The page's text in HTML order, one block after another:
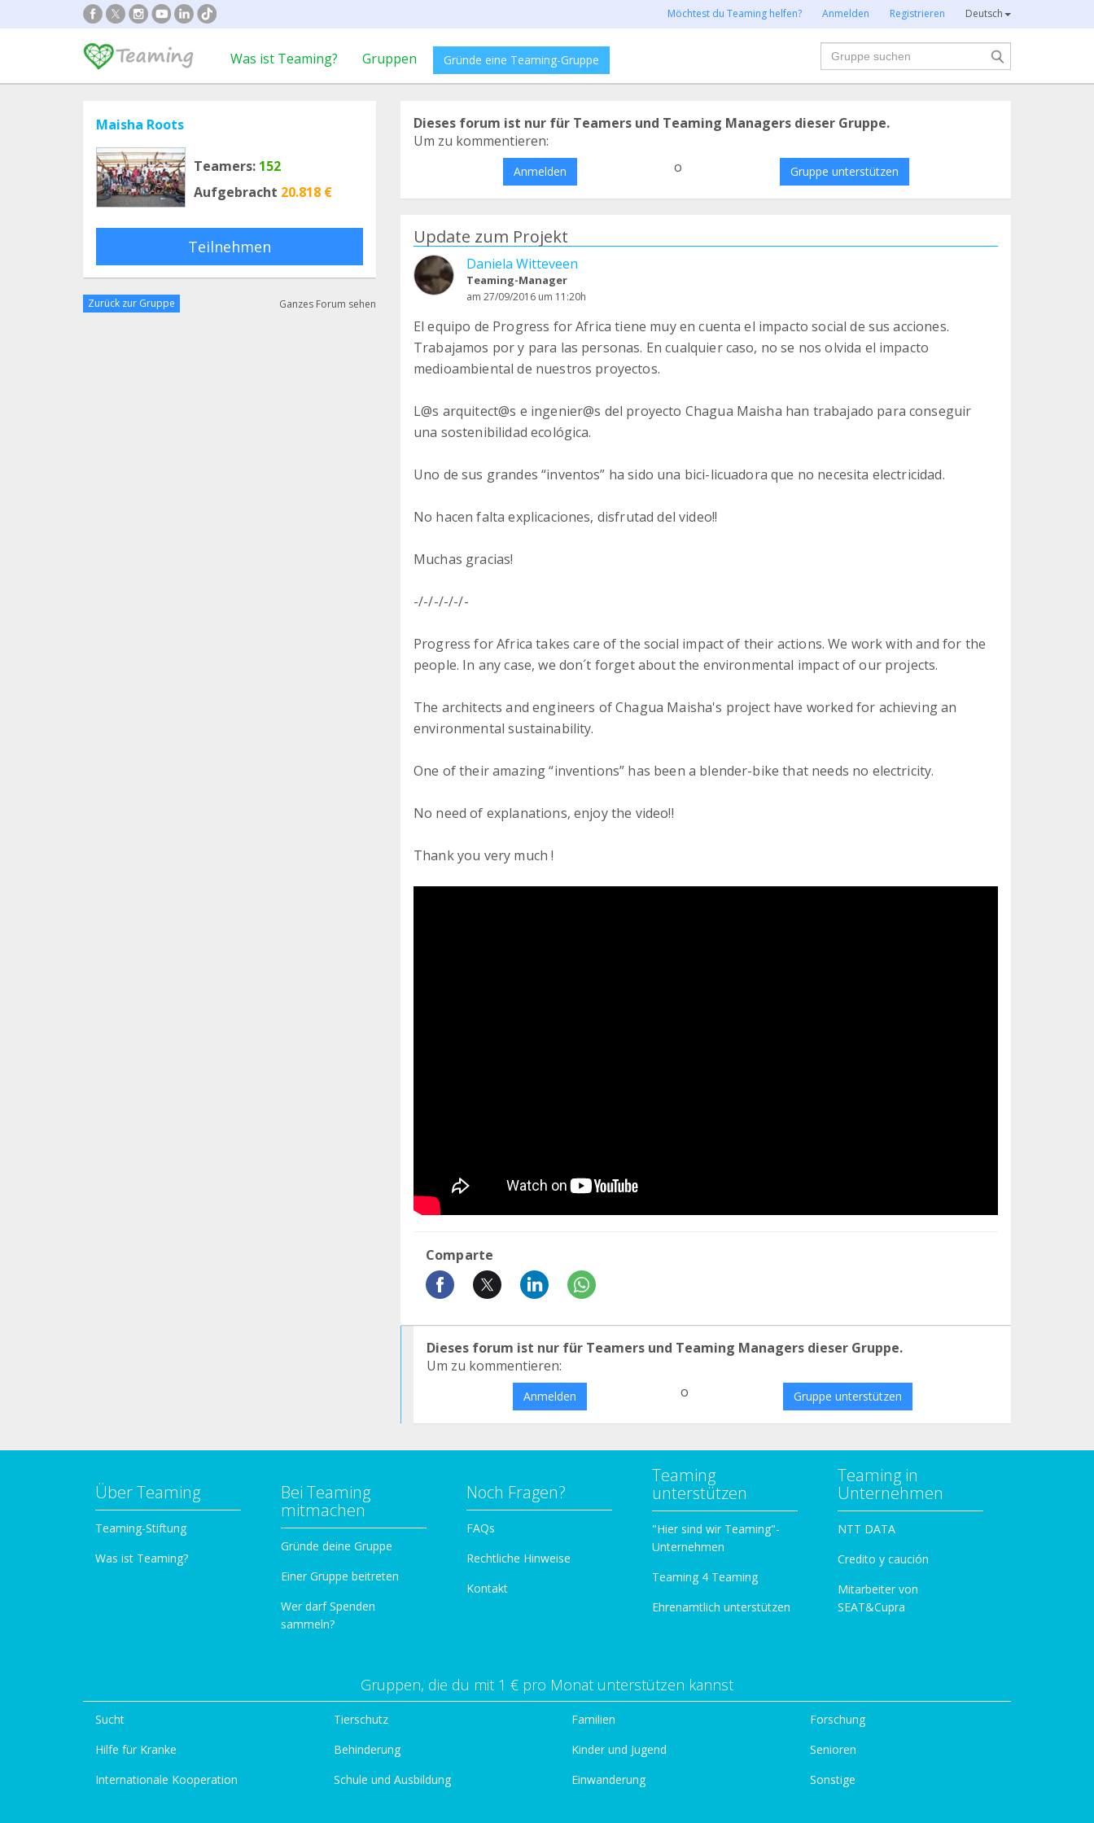
Möchtest du Teaming helfen? Anmelden Registrieren Deutsch
Was ist Teaming? Gruppen Gründe eine Teaming-Gruppe
Suche
Maisha Roots
Teamers: 152
Aufgebracht 20.818 €
Teilnehmen
Zurück zur Gruppe Ganzes Forum sehen
Dieses forum ist nur für Teamers und Teaming Managers dieser Gruppe.
Um zu kommentieren:
Anmelden o Gruppe unterstützen
Update zum Projekt
Daniela Witteveen
Teaming-Manager
am 27/09/2016 um 11:20h
El equipo de Progress for Africa tiene muy en cuenta el impacto social de sus acciones.
Trabajamos por y para las personas. En cualquier caso, no se nos olvida el impacto
medioambiental de nuestros proyectos.
L@s arquitect@s e ingenier@s del proyecto Chagua Maisha han trabajado para conseguir
una sostenibilidad ecológica.
Uno de sus grandes “inventos” ha sido una bici-licuadora que no necesita electricidad.
No hacen falta explicaciones, disfrutad del video!!
Muchas gracias!
-/-/-/-/-/-
Progress for Africa takes care of the social impact of their actions. We work with and for the
people. In any case, we don´t forget about the environmental impact of our projects.
The architects and engineers of Chagua Maisha's project have worked for achieving an
environmental sustainability.
One of their amazing “inventions” has been a blender-bike that needs no electricity.
No need of explanations, enjoy the video!!
Thank you very much !
Comparte
Dieses forum ist nur für Teamers und Teaming Managers dieser Gruppe.
Um zu kommentieren:
Anmelden o Gruppe unterstützen
Über Teaming
Teaming-Stiftung
Was ist Teaming?
Bei Teaming
mitmachen
Gründe deine Gruppe
Einer Gruppe beitreten
Wer darf Spenden
sammeln?
Noch Fragen?
FAQs
Rechtliche Hinweise
Kontakt
Teaming
unterstützen
"Hier sind wir Teaming"-
Unternehmen
Teaming 4 Teaming
Ehrenamtlich unterstützen
Teaming in
Unternehmen
NTT DATA
Credito y caución
Mitarbeiter von
SEAT&Cupra
Gruppen, die du mit 1 € pro Monat unterstützen kannst
Sucht
Hilfe für Kranke
Internationale Kooperation
Tierschutz
Behinderung
Schule und Ausbildung
Familien
Kinder und Jugend
Einwanderung
Forschung
Senioren
Sonstige